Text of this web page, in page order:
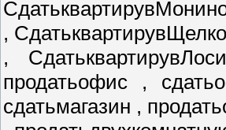
,
,
продатьофис ,
сдатьмагазин ,